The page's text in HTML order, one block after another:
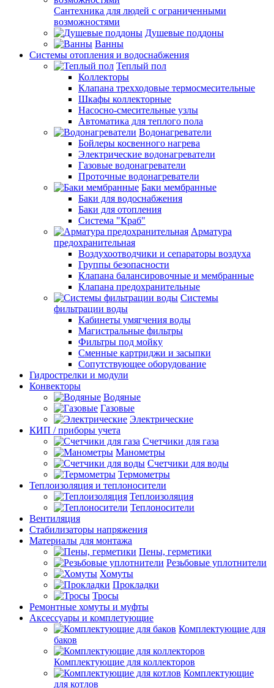
Сантехника для людей с ограниченными
возможностями
Душевые поддоны
Ванны
Системы отопления и водоснабжения
Теплый пол
Коллекторы
Клапана трехходовые термосмесительные
Шкафы коллекторные
Насосно-смесительные узлы
Автоматика для теплого пола
Водонагреватели
Бойлеры косвенного нагрева
Электрические водонагреватели
Газовые водонагреватели
Проточные водонагреватели
Баки мембранные
Баки для водоснабжения
Баки для отопления
Система "Краб"
Арматура
предохранительная
Воздухоотводчики и сепараторы воздуха
Группы безопасности
Клапана балансировочные и мембранные
Клапана предохранительные
Системы
фильтрации воды
Кабинеты умягчения воды
Магистральные фильтры
Фильтры под мойку
Сменные картриджи и засыпки
Сопутствующее оборудование
Гидрострелки и модули
Конвекторы
Водяные
Газовые
Электрические
КИП / приборы учета
Счетчики для газа
Манометры
Счетчики для воды
Термометры
Теплоизоляция и теплоносители
Теплоизоляция
Теплоносители
Вентиляция
Стабилизаторы напряжения
Материалы для монтажа
Пены, герметики
Резьбовые уплотнители
Хомуты
Прокладки
Тросы
Ремонтные хомуты и муфты
Аксессуары и комплетующие
Комплектующие для
баков
Комплектующие для коллекторов
Комплектующие
для котлов